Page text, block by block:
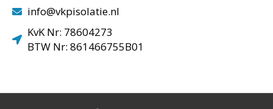
info@vkpisolatie.nl
KvK Nr: 78604273
BTW Nr: 861466755B01